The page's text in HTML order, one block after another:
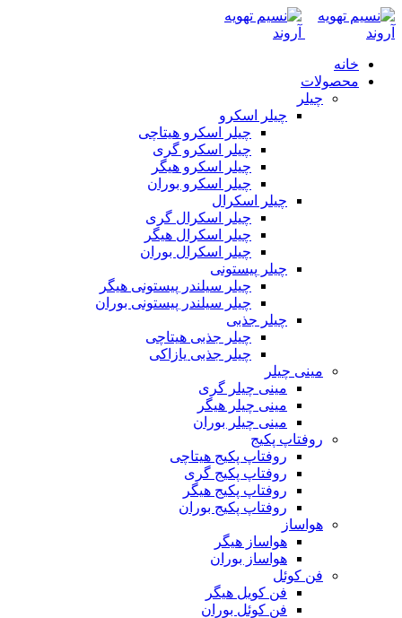
خانه
محصولات
چیلر
چیلر اسکرو
چیلر اسکرو هیتاچی
چیلر اسکرو گری
چیلر اسکرو هیگر
چیلر اسکرو بوران
چیلر اسکرال
چیلر اسکرال گری
چیلر اسکرال هیگر
چیلر اسکرال بوران
چیلر پیستونی
چیلر سیلندر پیستونی هیگر
چیلر سیلندر پیستونی بوران
چیلر جذبی
چیلر جذبی هیتاچی
چیلر جذبی یازاکی
مینی چیلر
مینی چیلر گری
مینی چیلر هیگر
مینی چیلر بوران
روفتاپ پکیج
روفتاپ پکیج هیتاچی
روفتاپ پکیج گری
روفتاپ پکیج هیگر
روفتاپ پکیج بوران
هواساز
هواساز هیگر
هواساز بوران
فن کوئل
فن کویل هیگر
فن کوئل بوران